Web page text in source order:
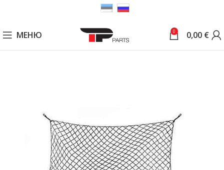
МЕНЮ 0 0,00 €